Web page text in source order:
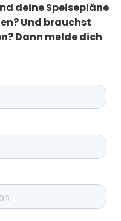
deine Speisepläne
Und brauchst
Dann melde dich